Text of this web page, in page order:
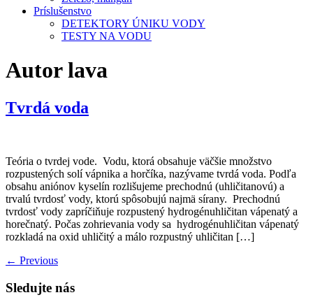
Príslušenstvo
DETEKTORY ÚNIKU VODY
TESTY NA VODU
Autorlava
Tvrdá voda
Teória o tvrdej vode. Vodu, ktorá obsahuje väčšie množstvo
rozpustených solí vápnika a horčíka, nazývame tvrdá voda. Podľa
obsahu aniónov kyselín rozlišujeme prechodnú (uhličitanovú) a
trvalú tvrdosť vody, ktorú spôsobujú najmä sírany. Prechodnú
tvrdosť vody zapríčiňuje rozpustený hydrogénuhličitan vápenatý a
horečnatý. Počas zohrievania vody sa hydrogénuhličitan vápenatý
rozkladá na oxid uhličitý a málo rozpustný uhličitan […]
← Previous
Sledujte nás